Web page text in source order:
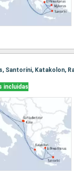
Santoríni, Katakolon,
incluidas